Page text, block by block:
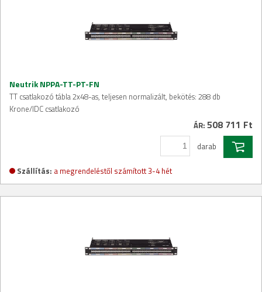
Neutrik NPPA-TT-PT-FN
TT csatlakozó tábla 2x48-as, teljesen normalizált, bekötés: 288 db
Krone/IDC csatlakozó
ÁR: 508 711 Ft
darab
Szállítás: a megrendeléstől számított 3-4 hét